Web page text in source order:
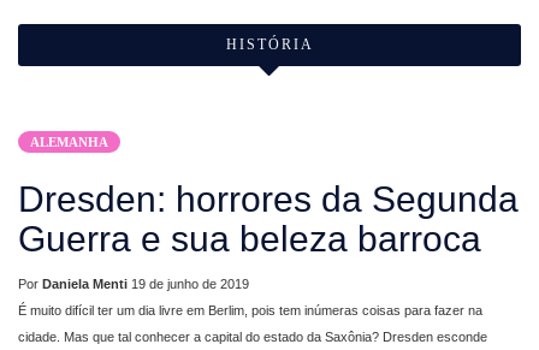
HISTÓRIA
ALEMANHA
Dresden: horrores da Segunda
Guerra e sua beleza barroca
Por Daniela Menti 19 de junho de 2019
É muito difícil ter um dia livre em Berlim, pois tem inúmeras coisas para fazer na
cidade. Mas que tal conhecer a capital do estado da Saxônia? Dresden esconde